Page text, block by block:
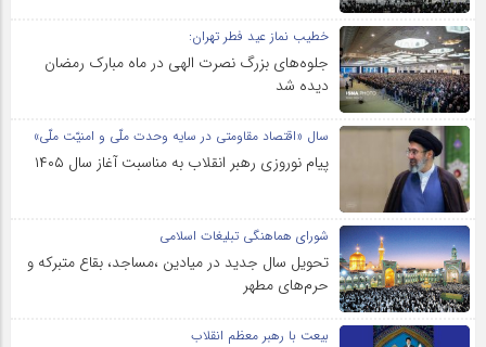
خطیب نماز عید فطر تهران:
جلوه‌های بزرگ نصرت الهی در ماه مبارک رمضان
دیده شد
سال «اقتصاد مقاومتی در سایه وحدت ملّی و امنیّت ملّی»
پیام نوروزی رهبر انقلاب به مناسبت آغاز سال ۱۴۰۵
شورای هماهنگی تبلیغات اسلامی
تحویل سال‌ جدید در میادین ،مساجد، بقاع متبرکه‌ و
حرم‌های‌ مطهر
بیعت با رهبر معظم انقلاب